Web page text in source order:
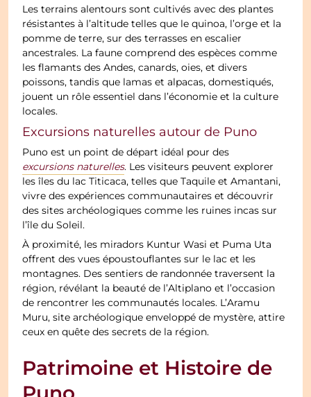
Les terrains alentours sont cultivés avec des plantes
résistantes à l’altitude telles que le quinoa, l’orge et la
pomme de terre, sur des terrasses en escalier
ancestrales. La faune comprend des espèces comme
les flamants des Andes, canards, oies, et divers
poissons, tandis que lamas et alpacas, domestiqués,
jouent un rôle essentiel dans l’économie et la culture
locales.
Excursions naturelles autour de Puno
Puno est un point de départ idéal pour des
excursions naturelles. Les visiteurs peuvent explorer
les îles du lac Titicaca, telles que Taquile et Amantani,
vivre des expériences communautaires et découvrir
des sites archéologiques comme les ruines incas sur
l’île du Soleil.
À proximité, les miradors Kuntur Wasi et Puma Uta
offrent des vues époustouflantes sur le lac et les
montagnes. Des sentiers de randonnée traversent la
région, révélant la beauté de l’Altiplano et l’occasion
de rencontrer les communautés locales. L’Aramu
Muru, site archéologique enveloppé de mystère, attire
ceux en quête des secrets de la région.
Patrimoine et Histoire de